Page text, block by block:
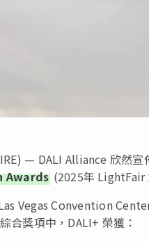
— DALI Alliance 欣然
Awards (2025年 LightFair
Vegas Convention
合獎項中，DALI+ 榮獲：